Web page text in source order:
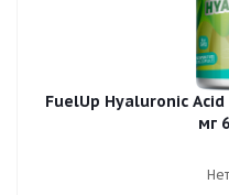
FuelUp Hyaluronic Acid
мг